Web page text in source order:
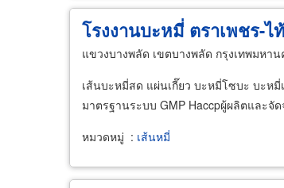
โรงงานบะหมี่ ตราเพชร-ไ
แขวงบางพลัด เขตบางพลัด กรุงเทพมหาน
เส้นบะหมี่สด แผ่นเกี๊ยว บะหมี่โซบะ บะห
มาตรฐานระบบ GMP Haccpผู้ผลิตและจั
หมวดหมู่ : เส้นหมี่